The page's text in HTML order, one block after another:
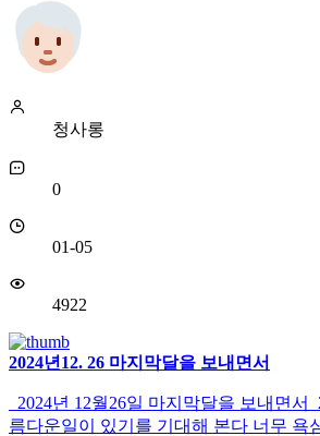
청사롱
0
01-05
4922
2024년12. 26 마지막달을 보내면서
2024년 12월26일 마지막달을 보내면서
름다운일이 있기를 기대해 본다 너무 욕